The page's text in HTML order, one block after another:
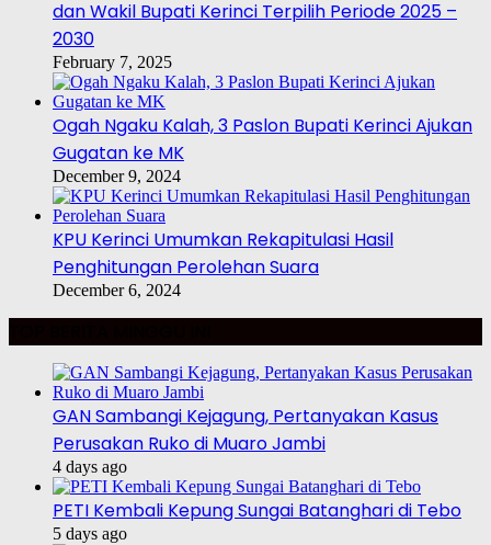
dan Wakil Bupati Kerinci Terpilih Periode 2025 –
2030
February 7, 2025
Ogah Ngaku Kalah, 3 Paslon Bupati Kerinci Ajukan
Gugatan ke MK
December 9, 2024
KPU Kerinci Umumkan Rekapitulasi Hasil
Penghitungan Perolehan Suara
December 6, 2024
GAN Sambangi Kejagung, Pertanyakan Kasus
Perusakan Ruko di Muaro Jambi
4 days ago
PETI Kembali Kepung Sungai Batanghari di Tebo
5 days ago